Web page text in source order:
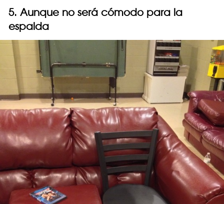
5. Aunque no será cómodo para la
espalda